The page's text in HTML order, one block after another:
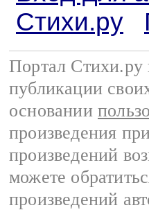
Стихи.ру
Портал Стихи.ру
публикации
основании
произведения
произведений
можете
произведений